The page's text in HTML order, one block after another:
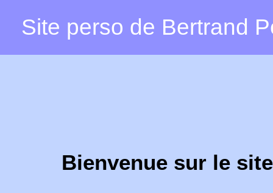
Site perso de Bertrand
Bienvenue sur le